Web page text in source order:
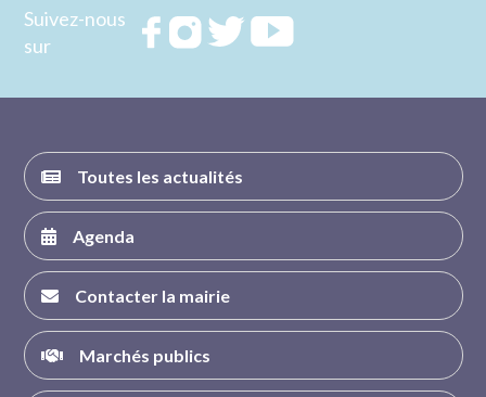
Suivez-nous
sur
RejoignezRejoignezRejoignez
Toutes les actualités
Agenda
Contacter la mairie
Marchés publics